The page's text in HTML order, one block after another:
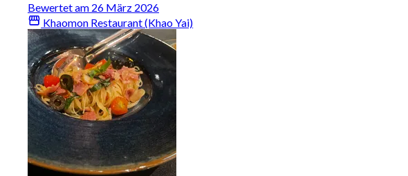
Bewertet am 26 März 2026
Khaomon Restaurant (Khao Yai)